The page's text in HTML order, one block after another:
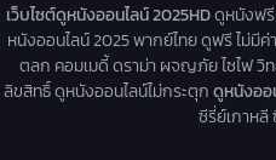
เว็บไซต์ดูหนังออนไลน์ 2025HDดูหนังฟรี
หนังออนไลน์ 2025 พากย์ไทย ดูฟรี ไม่มี
ตลก คอมเมดี้ ดราม่า ผจญภัย ไซไฟ วิ
ลิขสิทธิ์ ดูหนังออนไลน์ไม่กระตุกดูหนังออ
ซีรี่ย์เกาห